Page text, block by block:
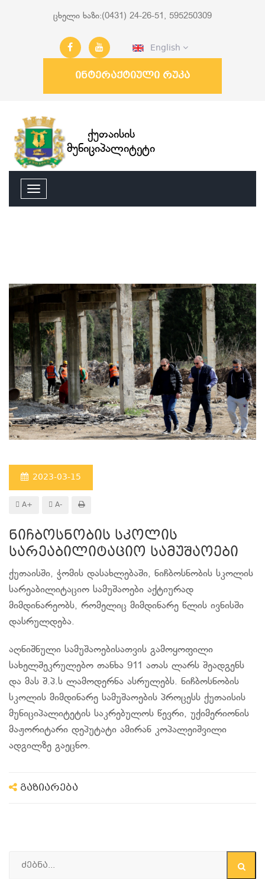
ცხელი ხაზი:(0431) 24-26-51, 595250309
English
ინტერაქტიული რუკა
ქუთაისის
მუნიციპალიტეტი
2023-03-15
A+ A-
ნიჩბოსნობის სკოლის
სარეაბილიტაციო სამუშაოები
ქუთაისში, ჭომის დასახლებაში, ნიჩბოსნობის სკოლის
სარეაბილიტაციო სამუშაოები აქტიურად
მიმდინარეობს, რომელიც მიმდინარე წლის ივნისში
დასრულდება.
აღნიშნული სამუშაოებისათვის გამოყოფილი
სახელშეკრულებო თანხა 911 ათას ლარს შეადგენს
და მას შ.პ.ს ლამოდერნა ასრულებს. ნიჩბოსნობის
სკოლის მიმდინარე სამუშაოების პროცესს ქუთაისის
მუნიციპალიტეტის საკრებულოს წევრი, უქიმერიონის
მაჟორიტარი დეპუტატი ამირან კოპალეიშვილი
ადგილზე გაეცნო.
გაზიარება